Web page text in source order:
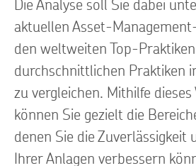
aktuellen Asset-
den weltweiten Top-
durchschnittlichen Praktiken
zu vergleichen. Mithilfe dieses
können Sie gezielt die
denen Sie die Zuverlässigkeit
Ihrer Anlagen verbessern